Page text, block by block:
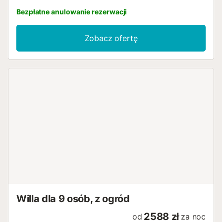
Bezpłatne anulowanie rezerwacji
Zobacz ofertę
Willa dla 9 osób, z ogród
od 2588 zł za noc